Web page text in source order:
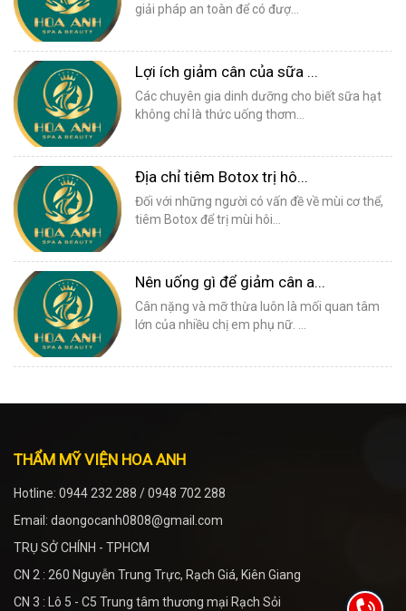
giải pháp an toàn để có đượ...
Lợi ích giảm cân của sữa ...
Các chuyên gia dinh dưỡng cho biết sữa hạt
không chỉ là thức uống thơm...
Địa chỉ tiêm Botox trị hô...
Đối với những người có vấn đề về mùi cơ thể,
tiêm Botox để trị mùi hôi...
Nên uống gì để giảm cân a...
Cân nặng và mỡ thừa luôn là mối quan tâm
lớn của nhiều chị em phụ nữ. ...
THẨM MỸ VIỆN HOA ANH
Hotline: 0944 232 288 / 0948 702 288
Email: daongocanh0808@gmail.com
TRỤ SỞ CHÍNH - TPHCM
CN 2 : 260 Nguyễn Trung Trực, Rạch Giá, Kiên Giang
CN 3 : Lô 5 - C5 Trung tâm thương mại Rạch Sỏi